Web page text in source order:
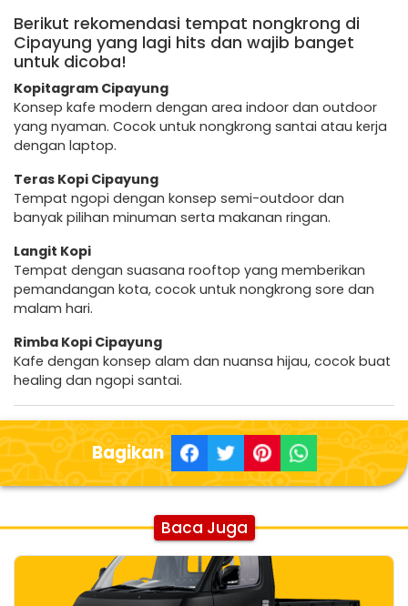
Berikut rekomendasi tempat nongkrong di
Cipayung yang lagi hits dan wajib banget
untuk dicoba!
Kopitagram Cipayung
Konsep kafe modern dengan area indoor dan outdoor
yang nyaman. Cocok untuk nongkrong santai atau kerja
dengan laptop.
Teras Kopi Cipayung
Tempat ngopi dengan konsep semi-outdoor dan
banyak pilihan minuman serta makanan ringan.
Langit Kopi
Tempat dengan suasana rooftop yang memberikan
pemandangan kota, cocok untuk nongkrong sore dan
malam hari.
Rimba Kopi Cipayung
Kafe dengan konsep alam dan nuansa hijau, cocok buat
healing dan ngopi santai.
Bagikan
Baca Juga